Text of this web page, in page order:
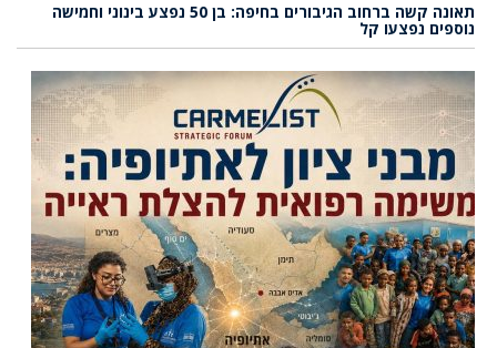
תאונה קשה ברחוב הגיבורים בחיפה: בן 50 נפצע בינוני וחמישה
נוספים נפצעו קל